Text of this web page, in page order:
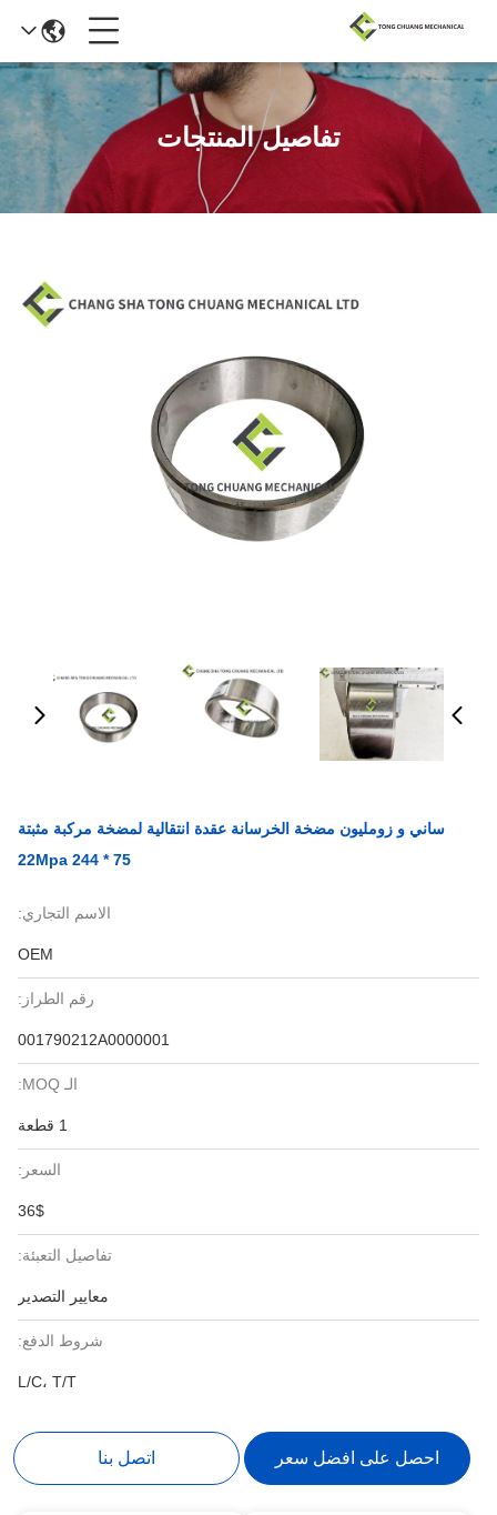
تفاصيل المنتجات
ساني و زومليون مضخة الخرسانة عقدة انتقالية لمضخة مركبة مثبتة
22Mpa 244 * 75
الاسم التجاري:
OEM
رقم الطراز:
001790212A0000001
الـ MOQ:
1 قطعة
السعر:
36$
تفاصيل التعبئة:
معايير التصدير
شروط الدفع:
L/C، T/T
احصل على افضل سعر اتصل بنا